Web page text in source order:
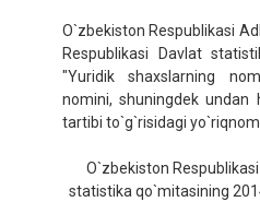
O`zbekiston Respublikasi
Respublikasi Davlat
"Yuridik shaxslarning
nomini, shuningdek undan
tartibi to`g`risidagi
O`zbekiston
statistika qo`mitasining